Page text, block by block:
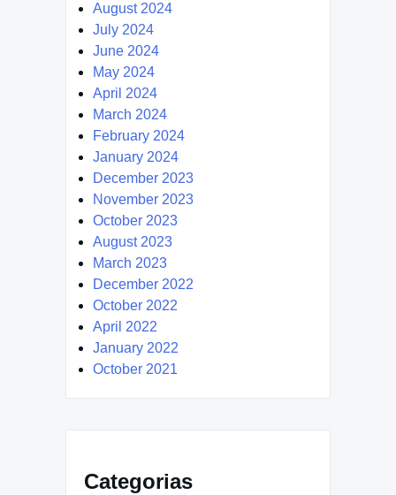
August 2024
July 2024
June 2024
May 2024
April 2024
March 2024
February 2024
January 2024
December 2023
November 2023
October 2023
August 2023
March 2023
December 2022
October 2022
April 2022
January 2022
October 2021
Categorias